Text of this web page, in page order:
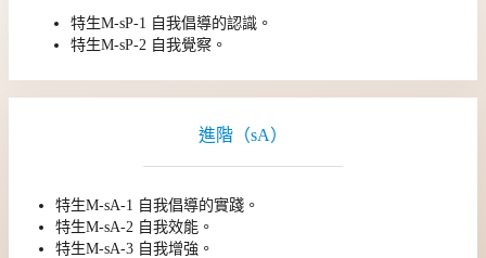
特生M-sP-1 自我倡導的認識。
特生M-sP-2 自我覺察。
進階（sA）
特生M-sA-1 自我倡導的實踐。
特生M-sA-2 自我效能。
特生M-sA-3 自我增強。